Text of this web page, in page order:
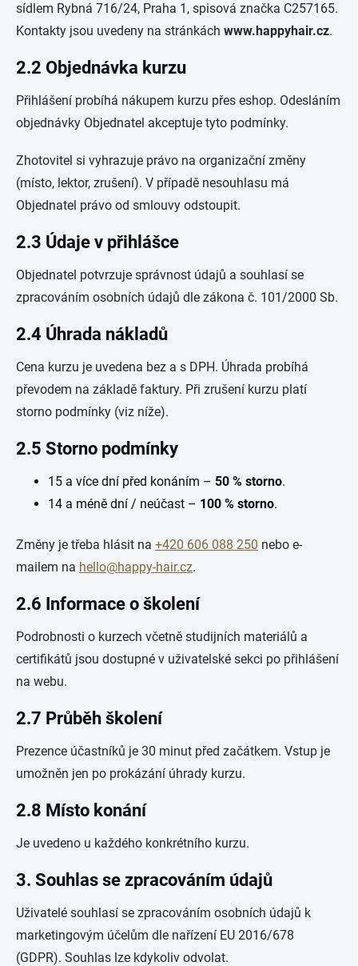
sídlem Rybná 716/24, Praha 1, spisová značka C257165.
Kontakty jsou uvedeny na stránkách www.happyhair.cz.
2.2 Objednávka kurzu
Přihlášení probíhá nákupem kurzu přes eshop. Odesláním
objednávky Objednatel akceptuje tyto podmínky.
Zhotovitel si vyhrazuje právo na organizační změny
(místo, lektor, zrušení). V případě nesouhlasu má
Objednatel právo od smlouvy odstoupit.
2.3 Údaje v přihlášce
Objednatel potvrzuje správnost údajů a souhlasí se
zpracováním osobních údajů dle zákona č. 101/2000 Sb.
2.4 Úhrada nákladů
Cena kurzu je uvedena bez a s DPH. Úhrada probíhá
převodem na základě faktury. Při zrušení kurzu platí
storno podmínky (viz níže).
2.5 Storno podmínky
15 a více dní před konáním – 50 % storno.
14 a méně dní / neúčast – 100 % storno.
Změny je třeba hlásit na +420 606 088 250 nebo e-
mailem na hello@happy-hair.cz.
2.6 Informace o školení
Podrobnosti o kurzech včetně studijních materiálů a
certifikátů jsou dostupné v uživatelské sekci po přihlášení
na webu.
2.7 Průběh školení
Prezence účastníků je 30 minut před začátkem. Vstup je
umožněn jen po prokázání úhrady kurzu.
2.8 Místo konání
Je uvedeno u každého konkrétního kurzu.
3. Souhlas se zpracováním údajů
Uživatelé souhlasí se zpracováním osobních údajů k
marketingovým účelům dle nařízení EU 2016/678
(GDPR). Souhlas lze kdykoliv odvolat.